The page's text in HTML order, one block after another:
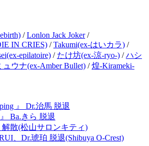
/Lonlon Jack Joker/
IN CRIES) /Takumi(ex-はいカラ) /
epilatoire) / たけ坊(ex-涼-ryo-) /ハシ
ュウナ(ex-Amber Bullet) /煌-Kirameki-
』 Dr.治馬 脱退
Ba.きら 脱退
解散(松山サロンキティ)
、Dr.琥珀 脱退(Shibuya O-Crest)